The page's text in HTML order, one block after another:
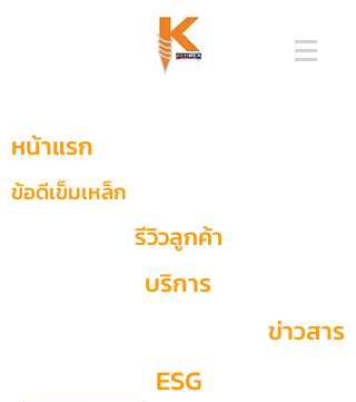
หน้าแรก
ข้อดีเข็มเหล็ก
รีวิวลูกค้า
บริการ
ข่าวสาร
ESG